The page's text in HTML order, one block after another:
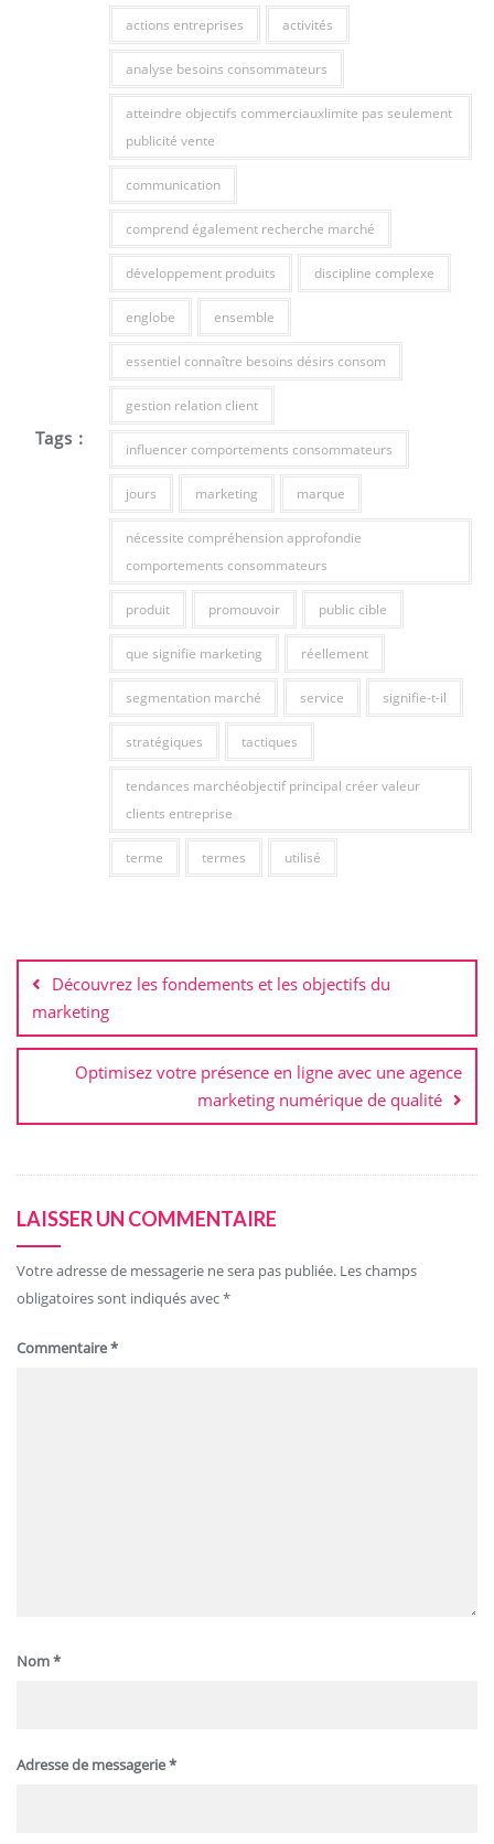
Tags :
actions entreprises activités
analyse besoins consommateurs
atteindre objectifs commerciauxlimite pas seulement
publicité vente
communication
comprend également recherche marché
développement produits discipline complexe
englobe ensemble
essentiel connaître besoins désirs consom
gestion relation client
influencer comportements consommateurs
jours marketing marque
nécessite compréhension approfondie
comportements consommateurs
produit promouvoir public cible
que signifie marketing réellement
segmentation marché service signifie-t-il
stratégiques tactiques
tendances marchéobjectif principal créer valeur
clients entreprise
terme termes utilisé
de
l’article
Découvrez les fondements et les objectifs du
marketing
Optimisez votre présence en ligne avec une agence
marketing numérique de qualité
LAISSER UN COMMENTAIRE
Votre adresse de messagerie ne sera pas publiée. Les champs
obligatoires sont indiqués avec*
Commentaire*
Nom*
Adresse de messagerie*